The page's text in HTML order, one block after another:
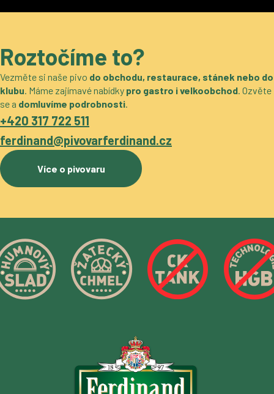
Roztočíme to?
Vezměte si naše pivo do obchodu, restaurace, stánek nebo do
klubu. Máme zajímavé nabídky pro gastro i velkoobchod. Ozvěte
se a domluvíme podrobnosti.
+420 317 722 511
ferdinand@pivovarferdinand.cz
Více o pivovaru